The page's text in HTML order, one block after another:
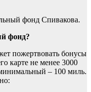
фонд Спивакова.
фонд?
пожертвовать бонусы
карте не менее 3000
– 100 миль.